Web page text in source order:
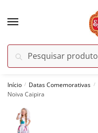
por:
Pesquisar
Início / Datas Comemorativas /
Noiva Caipira